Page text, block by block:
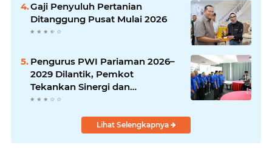
Gaji Penyuluh Pertanian
Ditanggung Pusat Mulai 2026
Pengurus PWI Pariaman 2026–
2029 Dilantik, Pemkot
Tekankan Sinergi dan
Profesionalisme Pers
Lihat Selengkapnya